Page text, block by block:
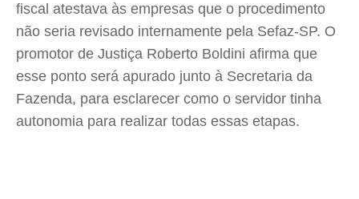
fiscal atestava às empresas que o procedimento
não seria revisado internamente pela Sefaz-SP. O
promotor de Justiça Roberto Boldini afirma que
esse ponto será apurado junto à Secretaria da
Fazenda, para esclarecer como o servidor tinha
autonomia para realizar todas essas etapas.